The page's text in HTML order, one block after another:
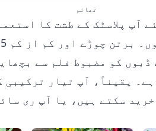
تھائم
آپ پلاسٹک کے طشت کا
ڈبوں کو مضبوط فلم سے
یقیناً، آپ تیار
خرید سکتے ہیں، یا آپ ری